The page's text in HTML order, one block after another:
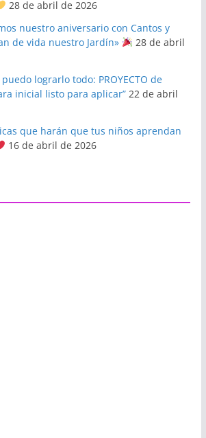
28 de abril de 2026
nuestro aniversario con Cantos y
de vida nuestro Jardín»
28 de abril
lograrlo todo: PROYECTO de
inicial listo para aplicar” 22 de abril
que harán que tus niños aprendan
16 de abril de 2026